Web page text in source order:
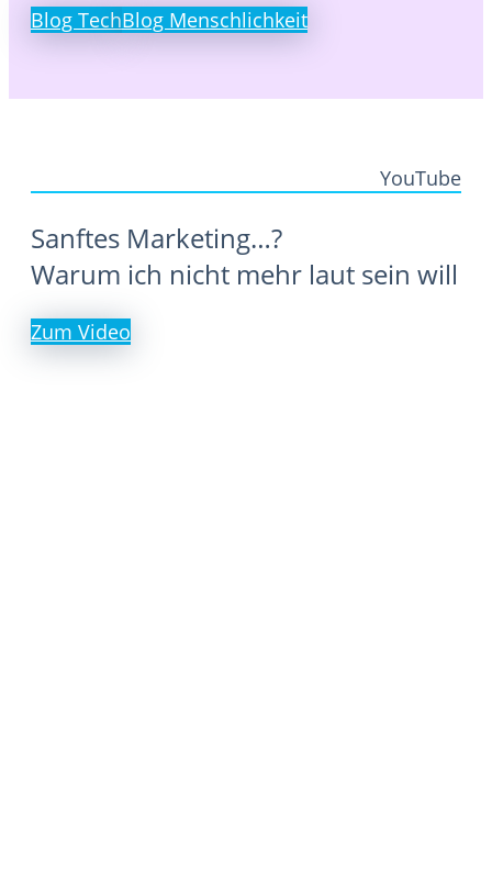
Blog TechBlog Menschlichkeit
YouTube
Sanftes Marketing…?
Warum ich nicht mehr laut sein will
Zum Video